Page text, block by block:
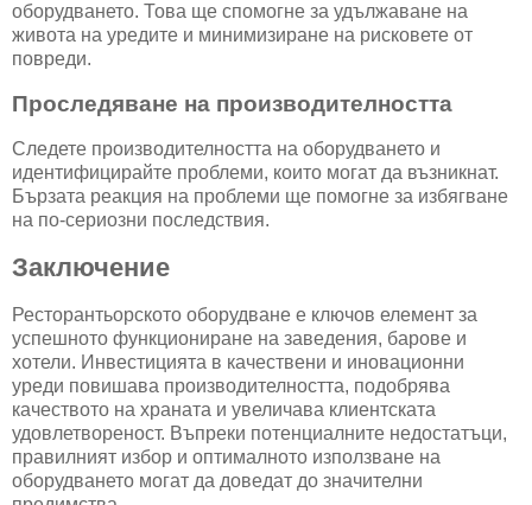
оборудването. Това ще спомогне за удължаване на
живота на уредите и минимизиране на рисковете от
повреди.
Проследяване на производителността
Следете производителността на оборудването и
идентифицирайте проблеми, които могат да възникнат.
Бързата реакция на проблеми ще помогне за избягване
на по-сериозни последствия.
Заключение
Ресторантьорското оборудване е ключов елемент за
успешното функциониране на заведения, барове и
хотели. Инвестицията в качествени и иновационни
уреди повишава производителността, подобрява
качеството на храната и увеличава клиентската
удовлетвореност. Въпреки потенциалните недостатъци,
правилният избор и оптималното използване на
оборудването могат да доведат до значителни